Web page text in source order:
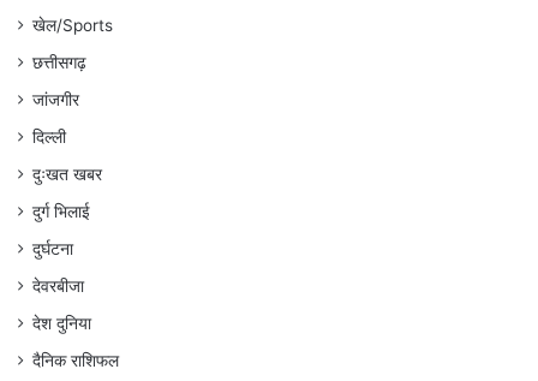
खेल/Sports
छत्तीसगढ़
जांजगीर
दिल्ली
दुःखत खबर
दुर्ग भिलाई
दुर्घटना
देवरबीजा
देश दुनिया
दैनिक राशिफल